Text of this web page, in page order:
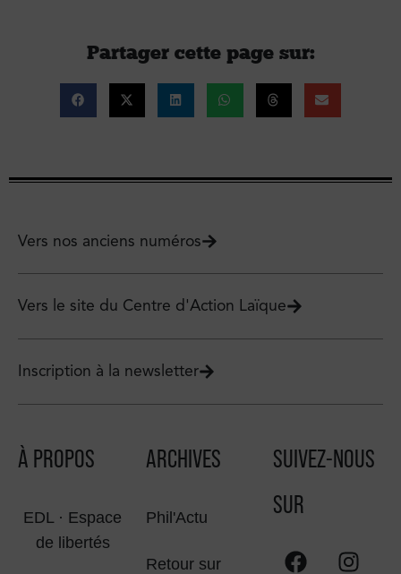
Partager cette page sur :
Vers nos anciens numéros
Vers le site du Centre d'Action Laïque
Inscription à la newsletter
À PROPOS
EDL · Espace
de libertés
ARCHIVES
Phil'Actu
Retour sur
SUIVEZ-NOUS
SUR